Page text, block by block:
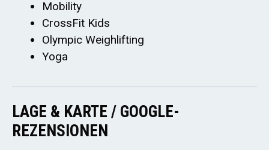
Mobility
CrossFit Kids
Olympic Weighlifting
Yoga
LAGE & KARTE / GOOGLE-
REZENSIONEN